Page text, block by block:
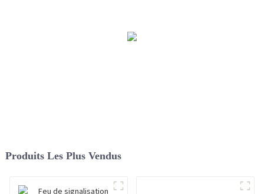
Produits Les Plus Vendus